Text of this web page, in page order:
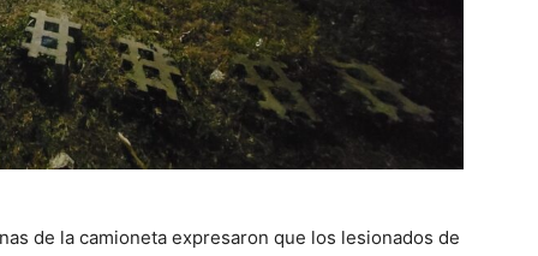
de la camioneta expresaron que los lesionados de